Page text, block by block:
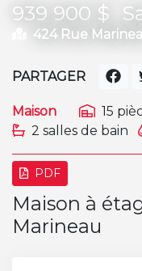
939 900 $
424 Rue
Maison 15
2 salles de bain
PARTAGER
PDF
Maison à
Marineau